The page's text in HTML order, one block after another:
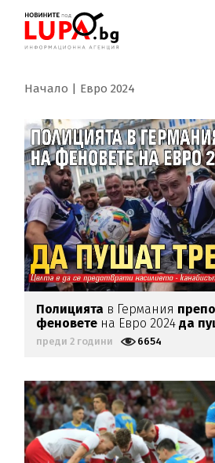
Начало Евро 2024
Полицията в Германия
феновете на Евро 2024да
преди 2 години 6654